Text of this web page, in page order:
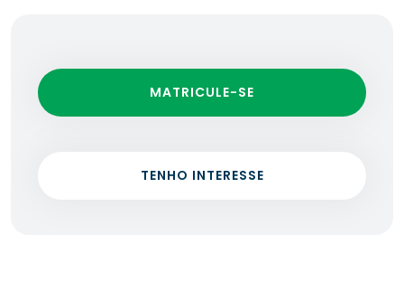
MATRICULE-SE
TENHO INTERESSE